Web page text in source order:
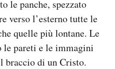
le panche, spezzato
verso l’esterno tutte le
quelle più lontane. Le
le pareti e le immagini
braccio di un Cristo.